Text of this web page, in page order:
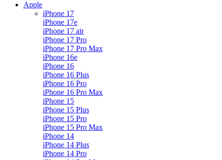
Apple
iPhone 17
iPhone 17e
iPhone 17 air
iPhone 17 Pro
iPhone 17 Pro Max
iPhone 16e
iPhone 16
iPhone 16 Plus
iPhone 16 Pro
iPhone 16 Pro Max
iPhone 15
iPhone 15 Plus
iPhone 15 Pro
iPhone 15 Pro Max
iPhone 14
iPhone 14 Plus
iPhone 14 Pro